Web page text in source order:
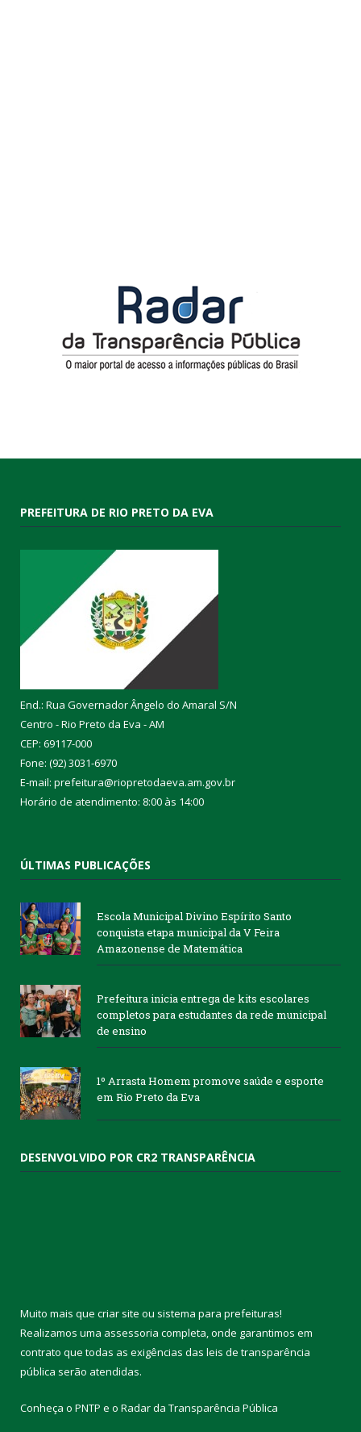
PREFEITURA DE RIO PRETO DA EVA
End.: Rua Governador Ângelo do Amaral S/N
Centro - Rio Preto da Eva - AM
CEP: 69117-000
Fone: (92) 3031-6970
E-mail: prefeitura@riopretodaeva.am.gov.br
Horário de atendimento: 8:00 às 14:00
ÚLTIMAS PUBLICAÇÕES
Escola Municipal Divino Espírito Santo
conquista etapa municipal da V Feira
Amazonense de Matemática
Prefeitura inicia entrega de kits escolares
completos para estudantes da rede municipal
de ensino
1º Arrasta Homem promove saúde e esporte
em Rio Preto da Eva
DESENVOLVIDO POR CR2 TRANSPARÊNCIA
Muito mais que criar site ou sistema para prefeituras!
Realizamos uma assessoria completa, onde garantimos em
contrato que todas as exigências das leis de transparência
pública serão atendidas.
Conheça o PNTP e o Radar da Transparência Pública